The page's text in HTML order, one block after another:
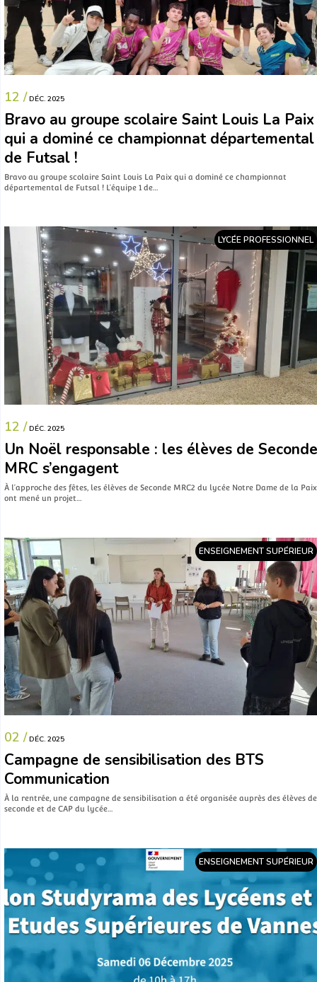
12 / DÉC. 2025
Bravo au groupe scolaire Saint Louis La Paix
qui a dominé ce championnat départemental
de Futsal !
Bravo au groupe scolaire Saint Louis La Paix qui a dominé ce championnat
départemental de Futsal ! L’équipe 1 de…
LYCÉE PROFESSIONNEL
12 / DÉC. 2025
Un Noël responsable : les élèves de Seconde
MRC s’engagent
À l’approche des fêtes, les élèves de Seconde MRC2 du lycée Notre Dame de la
ont mené un projet…
ENSEIGNEMENT SUPÉRIEUR
02 / DÉC. 2025
Campagne de sensibilisation des BTS
Communication
À la rentrée, une campagne de sensibilisation a été organisée auprès des élèves de
seconde et de CAP du lycée…
ENSEIGNEMENT SUPÉRIEUR